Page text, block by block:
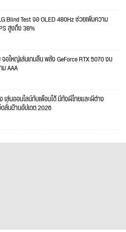
Blind Test จอ OLED 480Hz ช่วยเพิ่มความ
สูงถึง 38%
จอใหญ่เล่นเกมลื่น พลัง GeForce RTX 5070 งบ
AAA
เล่นออนไลน์กับเพื่อนได้ มีทั้งผีไทยและผีต่าง
ลั่นบ้านอัปเดต 2026